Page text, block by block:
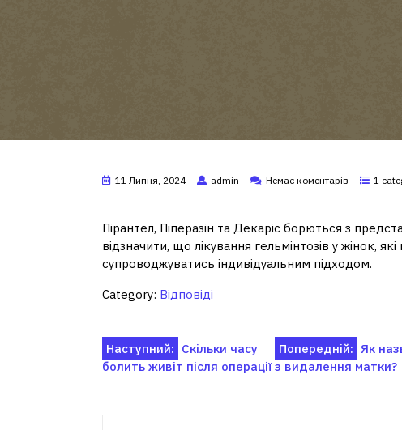
11 Липня, 2024 admin Немає коментарів 1
Пірантел, Піперазін та Декаріс борються з
відзначити, що лікування гельмінтозів у жінок,
супроводжуватись індивідуальним підходом.
Category: Відповіді
Навігація
Попередній: Як
Наступний: Скільки часу
болить живіт після операції з видалення матки?